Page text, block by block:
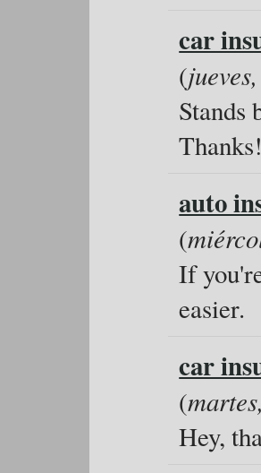
car
(
Stands
auto
(
If
easier.
car
(
Hey,